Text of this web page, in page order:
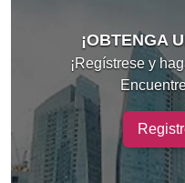
¡OBTENGA
¡Regístrese y